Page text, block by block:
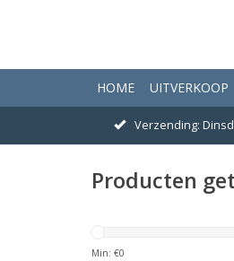
HOME UITVERKOOP
Verzending:
Producten
Min: €0